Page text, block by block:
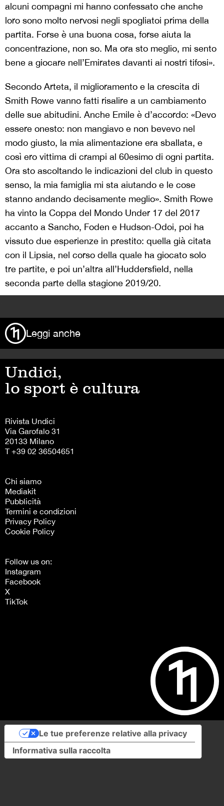
alcuni compagni mi hanno confessato che anche
loro sono molto nervosi negli spogliatoi prima della
partita. Forse è una buona cosa, forse aiuta la
concentrazione, non so. Ma ora sto meglio, mi sento
bene a giocare nell’Emirates davanti ai nostri tifosi».
Secondo Arteta, il miglioramento e la crescita di
Smith Rowe vanno fatti risalire a un cambiamento
delle sue abitudini. Anche Emile è d’accordo: «Devo
essere onesto: non mangiavo e non bevevo nel
modo giusto, la mia alimentazione era sballata, e
così ero vittima di crampi al 60esimo di ogni partita.
Ora sto ascoltando le indicazioni del club in questo
senso, la mia famiglia mi sta aiutando e le cose
stanno andando decisamente meglio». Smith Rowe
ha vinto la Coppa del Mondo Under 17 del 2017
accanto a Sancho, Foden e Hudson-Odoi, poi ha
vissuto due esperienze in prestito: quella già citata
con il Lipsia, nel corso della quale ha giocato solo
tre partite, e poi un’altra all’Huddersfield, nella
seconda parte della stagione 2019/20.
Leggi anche
Undici,
lo sport è cultura
Rivista Undici
Via Garofalo 31
20133 Milano
T +39 02 36504651
Chi siamo
Mediakit
Pubblicità
Termini e condizioni
Privacy Policy
Cookie Policy
Follow us on:
Instagram
Facebook
X
TikTok
Informativa sulla raccolta
Le tue preferenze relative alla privacy